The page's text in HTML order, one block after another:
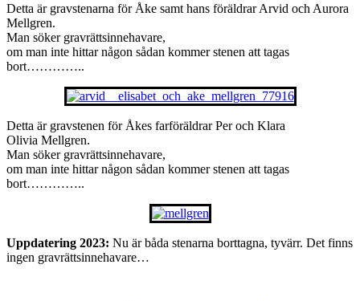
Detta är gravstenarna för Åke samt hans föräldrar Arvid och Aurora
Mellgren.
Man söker gravrättsinnehavare,
om man inte hittar någon sådan kommer stenen att tagas
bort…………..
Detta är gravstenen för Åkes farföräldrar Per och Klara
Olivia Mellgren.
Man söker gravrättsinnehavare,
om man inte hittar någon sådan kommer stenen att tagas
bort…………..
Uppdatering 2023: Nu är båda stenarna borttagna, tyvärr. Det finns
ingen gravrättsinnehavare…